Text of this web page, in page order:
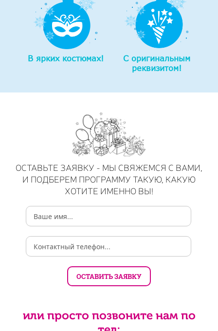
В ярких костюмах!
С оригинальным
реквизитом!
ОСТАВЬТЕ ЗАЯВКУ - МЫ СВЯЖЕМСЯ С ВАМИ,
И ПОДБЕРЕМ ПРОГРАММУ ТАКУЮ, КАКУЮ
ХОТИТЕ ИМЕННО ВЫ!
или просто позвоните нам по